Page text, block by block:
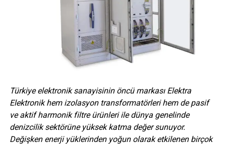
olması. Şubat sonu ya da martın ilk haftası yeni
fabrikamıza taşınmış olacağız” diye konuştu.
Yangına Karşı Güvenli
Draka UC400 LAN Kablosu’nun CPR sınıfı B2ca-
çapı ve 305 metrelik Reelex Kutu uygulamasıyla, çok hafif,
esnek ve kurulumu kolay bir LAN kablosu sunduğunu
söyleyenTürk Prysmian Telekom Kabloları Satış Direktörü
Ufuk Çolak; “Türk Prysmian olarak, bizim de bir parçası
olduğumuz grubumuzla aynı çizgide, tüm ürünlerimizde
Türkiye elektronik sanayisinin öncü markası Elektra
Elektronik hem izolasyon transformatörleri hem de pasif
ve aktif harmonik filtre ürünleri ile dünya genelinde
denizcilik sektörüne yüksek katma değer sunuyor.
Değişken enerji yüklerinden yoğun olarak etkilenen birçok